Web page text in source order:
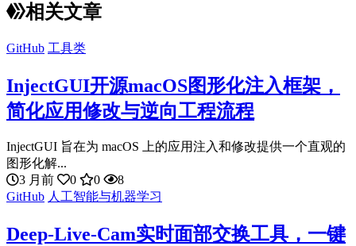
相关文章
GitHub 工具类
InjectGUI开源macOS图形化注入框架，
简化应用修改与逆向工程流程
InjectGUI 旨在为 macOS 上的应用注入和修改提供一个直观的
图形化解...
3 月前
0 0
8
GitHub 人工智能与机器学习
Deep-Live-Cam实时面部交换工具，一键